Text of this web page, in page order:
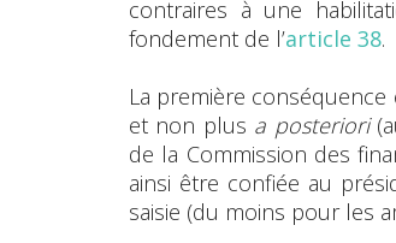
contraires à une
fondement de l’article 38.
La première
et non plus a posteriori
de la Commission des
ainsi être confiée au
saisie (du moins pour les